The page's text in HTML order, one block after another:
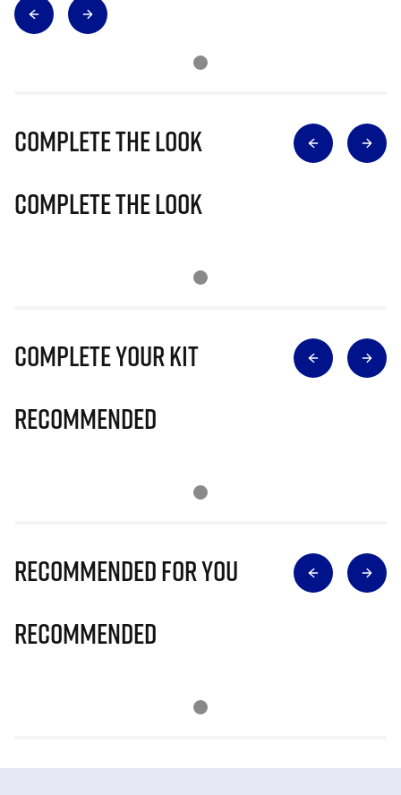
Complete The Look
Complete The Look
Complete Your Kit
Recommended
Recommended for you
Recommended